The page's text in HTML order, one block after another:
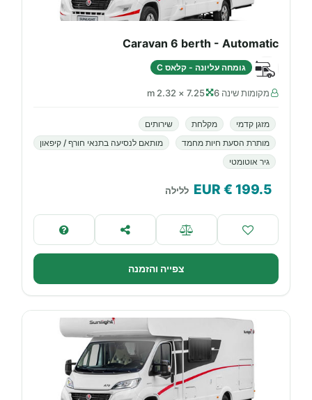
Caravan 6 berth - Automatic
גומחה עליונה - קלאס C
מקומות שינה 6 7.25 × 2.32 m
מזגן קדמי מקלחת
שירותים
מותרת הסעת חיות מחמד
מותאם לנסיעה בתנאי חורף / קיפאון
גיר אוטומטי
199.5
€ EUR ללילה
צפייה והזמנה